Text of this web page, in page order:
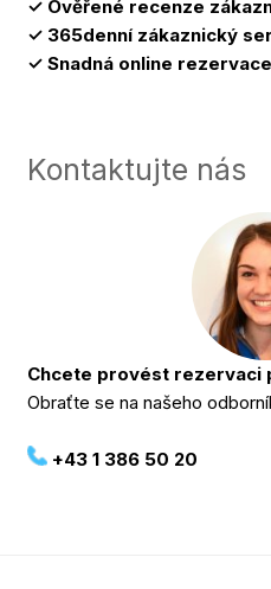
✓ Ověřené recenze
✓ 365denní zákaznický
✓ Snadná online rezervace
Kontaktujte nás
Chcete provést rezervaci
Obraťte se na našeho
+43 1 386 50 20